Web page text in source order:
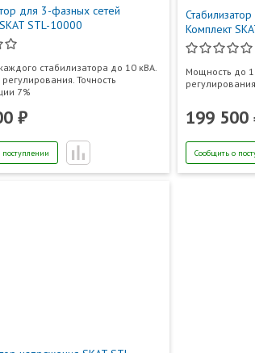
для 3-фазных сетей
STL-10000
стабилизатора до 10 кВА.
Точность
7%
₽
Комплект
Мощность до
199 500
Сообщить о